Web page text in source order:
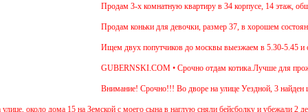
Продам 3-х комнатную квартиру в 34 корпусе, 14 этаж, общ.
Продам коньки для девочки, размер 37, в хорошем состоянии.
Ищем двух попутчиков до москвы выезжаем в 5.30-5.45 и
GUBERNSKI.COM • Срочно отдам котика.Лучше для
Внимание! Срочно!!! Во дворе на улице Уездной, 3 найден
дома 15 на Земской с моего сына в наглую сняли бейсболку и убежали 2